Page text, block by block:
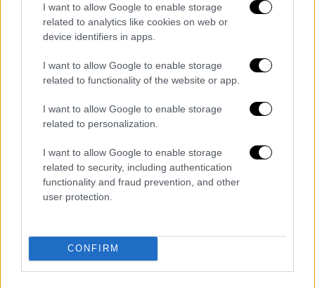
I want to allow Google to enable storage
related to analytics like cookies on web or
device identifiers in apps.
I want to allow Google to enable storage
related to functionality of the website or app.
I want to allow Google to enable storage
related to personalization.
I want to allow Google to enable storage
related to security, including authentication
functionality and fraud prevention, and other
user protection.
CONFIRM
εξασφάλισε τη λύση. Ήταν τόσο απλό»,
εξήγησε χαρακτηριστικά.
«Μού παρουσίασανοστάπου περίμεναν οι
συγγενείς να παραλάβουν για να
παρουσίασαν μια στοίβα απόπειστήρια
ιατροδικαστικής
μαύρες σακούλες, τα οποία ήταν από ετών
συγκεντρωμένα εκεί πέρα και δεν είχε γίνει
καμία ενέργεια να επιστραφούν στις
εισαγγελικές αρχές. Χρειάστηκε ένα λεπτό
σημείωσε στη συνέχεια.
«Οι συγγενείς έρχονται γιααναγνώριση